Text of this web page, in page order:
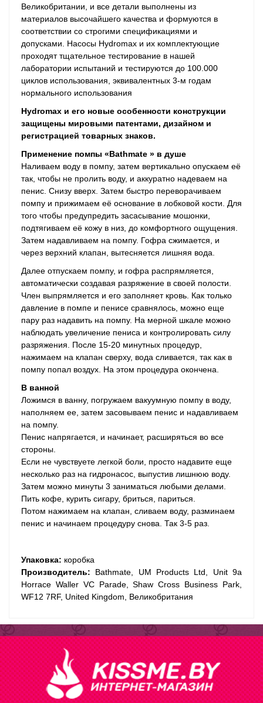
Великобритании, и все детали выполнены из
материалов высочайшего качества и формуются в
соответствии со строгими спецификациями и
допусками. Насосы Hydromax и их комплектующие
проходят тщательное тестирование в нашей
лаборатории испытаний и тестируются до 100.000
циклов использования, эквивалентных 3-м годам
нормального использования
Hydromax и его новые особенности конструкции
защищены мировыми патентами, дизайном и
регистрацией товарных знаков.
Применение помпы «Bathmate » в душе
Наливаем воду в помпу, затем вертикально опускаем её
так, чтобы не пролить воду, и аккуратно надеваем на
пенис. Снизу вверх. Затем быстро переворачиваем
помпу и прижимаем её основание в лобковой кости. Для
того чтобы предупредить засасывание мошонки,
подтягиваем её кожу в низ, до комфортного ощущения.
Затем надавливаем на помпу. Гофра сжимается, и
через верхний клапан, вытесняется лишняя вода.
Далее отпускаем помпу, и гофра распрямляется,
автоматически создавая разряжение в своей полости.
Член выпрямляется и его заполняет кровь. Как только
давление в помпе и пенисе сравнялось, можно еще
пару раз надавить на помпу. На мерной шкале можно
наблюдать увеличение пениса и контролировать силу
разряжения. После 15-20 минутных процедур,
нажимаем на клапан сверху, вода сливается, так как в
помпу попал воздух. На этом процедура окончена.
В ванной
Ложимся в ванну, погружаем вакуумную помпу в воду,
наполняем ее, затем засовываем пенис и надавливаем
на помпу.
Пенис напрягается, и начинает, расширяться во все
стороны.
Если не чувствуете легкой боли, просто надавите еще
несколько раз на гидронасос, выпустив лишнюю воду.
Затем можно минуты 3 заниматься любыми делами.
Пить кофе, курить сигару, бриться, париться.
Потом нажимаем на клапан, сливаем воду, разминаем
пенис и начинаем процедуру снова. Так 3-5 раз.
Упаковка: коробка
Производитель: Bathmate, UM Products Ltd, Unit 9a
Horrace Waller VC Parade, Shaw Cross Business Park,
WF12 7RF, United Kingdom, Великобритания